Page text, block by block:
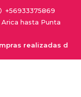
+56933375869
hasta Punta
realizadas de